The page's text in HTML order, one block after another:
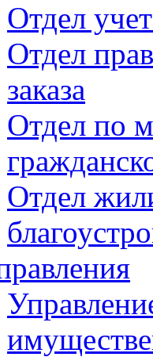
Отдел
Отдел
заказа
Отдел по
Отдел